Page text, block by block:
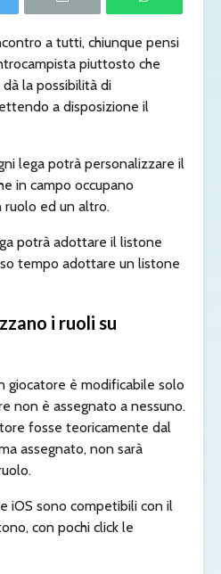
a tutti, chiunque pensi
piuttosto che
la possibilità di
a disposizione il
lega potrà personalizzare il
in campo occupano
ed un altro.
potrà adottare il listone
tempo adottare un listone
i ruoli su
giocatore è modificabile solo
non è assegnato a nessuno.
fosse teoricamente dal
assegnato, non sarà
iOS sono competibili con il
con pochi click le